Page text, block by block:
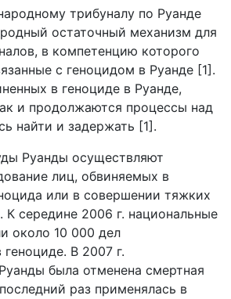
трибуналу по Руанде
остаточный механизм для
в компетенцию которого
с геноцидом в Руанде [1].
в геноциде в Руанде,
и продолжаются процессы над
найти и задержать [1].
Руанды осуществляют
лиц, обвиняемых в
или в совершении тяжких
К середине 2006 г. национальные
около 10 000 дел
В 2007 г.
была отменена смертная
раз применялась в